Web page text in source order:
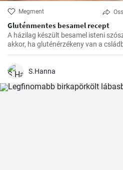
Megment
Gluténmentes besamel recept
A házilag készült besamel isteni
akkor, ha gluténérzékeny van a
gluténmentes változat közül nekem
képest.S.Hanna